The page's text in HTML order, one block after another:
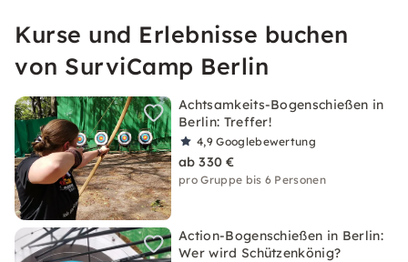
Kurse und Erlebnisse buchen
von SurviCamp Berlin
Achtsamkeits-Bogenschießen in
Berlin: Treffer!
4,9Googlebewertung
ab 330 €
pro Gruppe bis 6 Personen
Action-Bogenschießen in Berlin:
Wer wird Schützenkönig?